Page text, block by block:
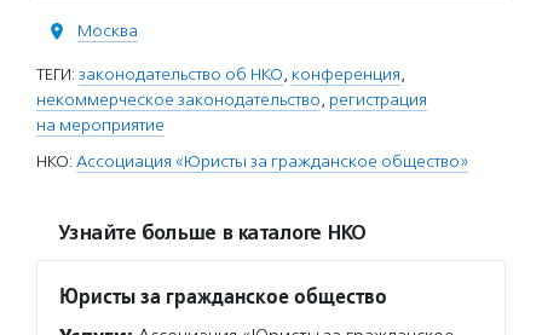
Москва
ТЕГИ: законодательство об НКО, конференция,
некоммерческое законодательство, регистрация
на мероприятие
НКО: Ассоциация «Юристы за гражданское общество»
Узнайте больше в каталоге НКО
Юристы за гражданское общество